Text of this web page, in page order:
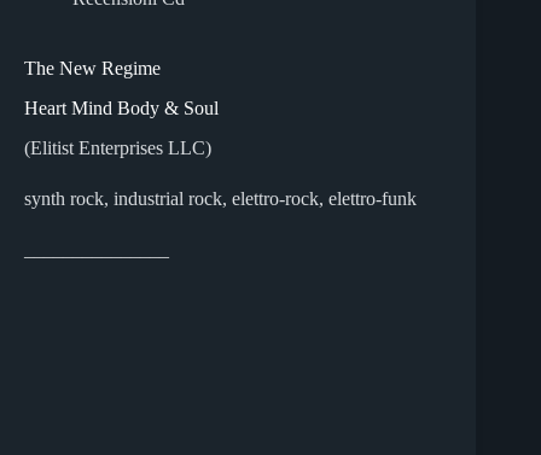
The New Regime
Heart Mind Body & Soul
(Elitist Enterprises LLC)
synth rock, industrial rock, elettro-rock, elettro-funk